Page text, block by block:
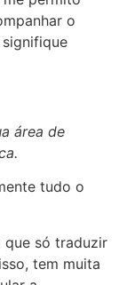
o
área de
tudo o
que só traduzir
tem muita